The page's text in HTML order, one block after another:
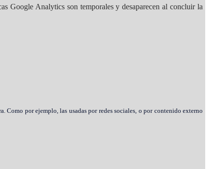
Google Analytics son temporales y desaparecen al concluir la
por ejemplo, las usadas por redes sociales, o por contenido externo